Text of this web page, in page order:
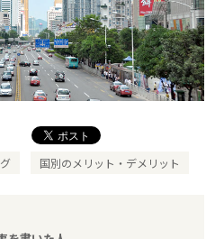
国別のメリット・デメリット